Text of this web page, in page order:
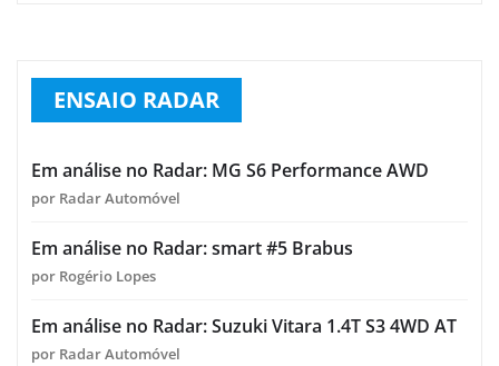
ENSAIO RADAR
Em análise no Radar: MG S6 Performance AWD
por Radar Automóvel
Em análise no Radar: smart #5 Brabus
por Rogério Lopes
Em análise no Radar: Suzuki Vitara 1.4T S3 4WD AT
por Radar Automóvel